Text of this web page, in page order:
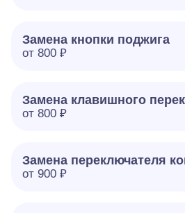
Замена кнопки поджига
от 800 ₽
Замена клавишного
от 800 ₽
Замена переключателя
от 900 ₽